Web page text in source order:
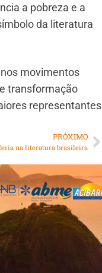
a pobreza e a
da literatura
movimentos
transformação
representantes
PRÓXIMO
na literatura brasileira